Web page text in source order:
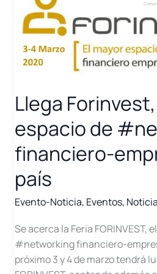
Llega
espacio de
financiero-
país
Evento-Noticia, Eventos,
Se acerca la Feria FORINVEST,
#networking financiero-
próximo 3 y 4 de marzo tendrá